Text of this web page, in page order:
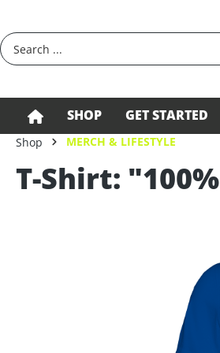
SHOP GET STARTED
Shop MERCH & LIFESTYLE
T-Shirt: